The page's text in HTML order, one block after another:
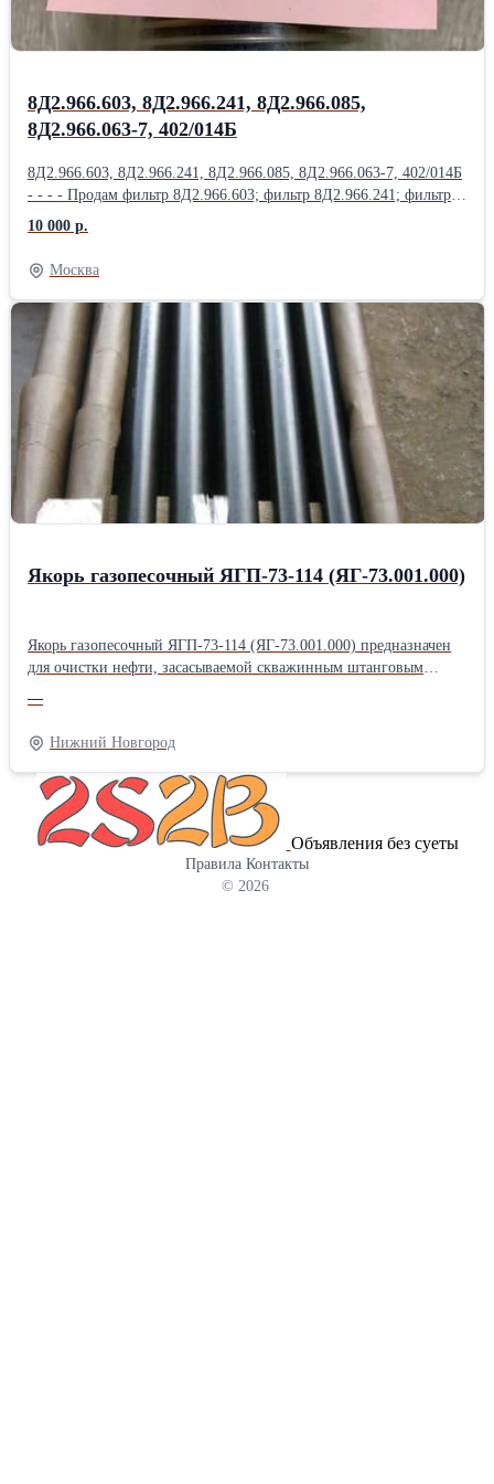
8Д2.966.603, 8Д2.966.241, 8Д2.966.085,
8Д2.966.063-7, 402/014Б
8Д2.966.603, 8Д2.966.241, 8Д2.966.085, 8Д2.966.063-7, 402/014Б
- - - - Продам фильтр 8Д2.966.603; фильтр 8Д2.966.241; фильтр
8Д2.966.085; фильтр 8Д2.966.063-7; фильтр 402/014Б; фильтр
8Д2.966.457; Продам фильтр 8Д2.966.458; фильтр 8Д2.966.511-
15; фильтр 8Д2.966.041-1; фильтр 8Д2.966.041-2; фильтр
8Д2.966.041-8; Продам Фильтропакет 8Д2.966.034-2
Фильтропакет 8Д2.966.034-4; Фильтропакет 8Д2.966.034-6;
Фильтропакет 8Д2.966.034-8; Фильтропакет 8Д2.966.034-10;
Продам Фильтропакет 8Д2.966.034-12; Фильтропакет
8Д2.966.034-13; Фильтропакет 8Д2.966.034-14; Фильтропакет
8Д2.966.034-15; Фильтропакет 8Д2.966.034-16; Продам
Фильтропакет 8Д2.966.034-17; Фильтропакет 8Д2.966.034-18;
фильтродиск 8Д6.270.001-1; фильтродиск 8Д6.270.001-2;
фильтродиск 8Д6.270.001-3; Продам фильтродиск 8Д6.270.001-4;
фильтродиск 8Д6.270.001-5; фильтродиск 8Д6.270.001-6
10 000 р.
Москва
Якорь газопесочный ЯГП-73-114 (ЯГ-73.001.000)
Якорь газопесочный ЯГП-73-114 (ЯГ-73.001.000) предназначен
для очистки нефти, засасываемой скважинным штанговым
своей внутренней конической резьбой крепится на колонне
системы НКТ. Якорь газопесочный ЯГ-73.001.000 состоит из
корпуса, муфты, сетки, гильзы, кожуха, башмака, пробки. На
конце корпуса имеется резьба, на которую навинчена муфта. На
среднюю часть корпуса установлена сетка из нержавеющей
стали. На муфту установлена гильза, имеющая на своей
поверхности расположенные в последовательных сечениях 3
отверстия Ø12 мм, 4 отверстия Ø14 мм, 5 отверстий Ø16 мм. На
муфту установлен также кожух, прикрывающий отверстия на
—
Нижний Новгород
Объявления без суеты
Правила Контакты
© 2026